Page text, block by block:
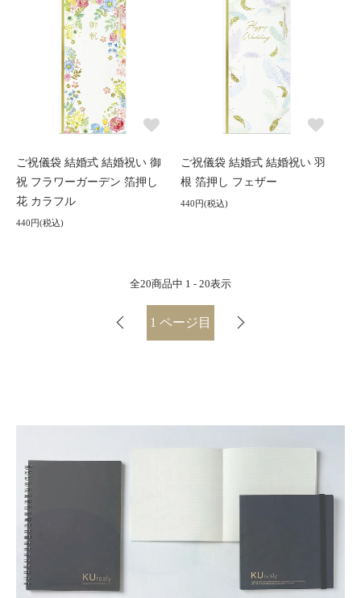
ご祝儀袋 結婚式 結婚祝い 御
祝 フラワーガーデン 箔押し
花 カラフル
440円(税込)
ご祝儀袋 結婚式 結婚祝い 羽
根 箔押し フェザー
440円(税込)
全20商品中 1 - 20表示
1 ページ目